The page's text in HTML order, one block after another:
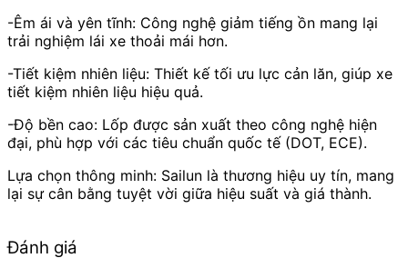
-Êm ái và yên tĩnh: Công nghệ giảm tiếng ồn mang lại
trải nghiệm lái xe thoải mái hơn.
-Tiết kiệm nhiên liệu: Thiết kế tối ưu lực cản lăn, giúp xe
tiết kiệm nhiên liệu hiệu quả.
-Độ bền cao: Lốp được sản xuất theo công nghệ hiện
đại, phù hợp với các tiêu chuẩn quốc tế (DOT, ECE).
Lựa chọn thông minh: Sailun là thương hiệu uy tín, mang
lại sự cân bằng tuyệt vời giữa hiệu suất và giá thành.
Đánh giá